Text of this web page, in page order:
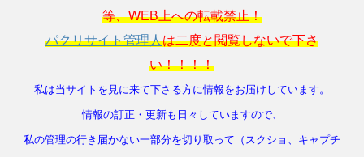
等、WEB上への転載禁止！
パクリサイト管理人は二度と閲覧しないで下さ
い！！！！
私は当サイトを見に来て下さる方に情報をお届けしています。
情報の訂正・更新も日々していますので、
私の管理の行き届かない一部分を切り取って（スクショ、キャプチ